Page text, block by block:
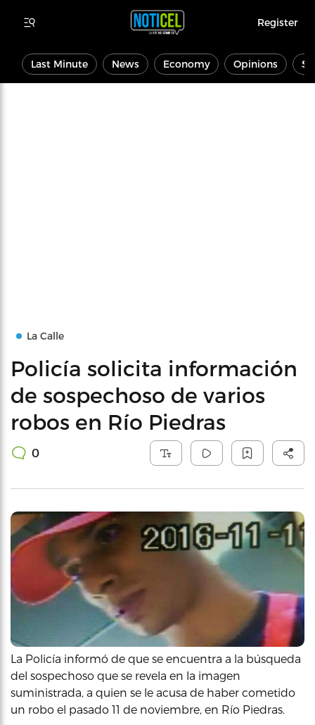
Register
Last Minute News Economy Opinions
La Calle
Policía solicita información
de sospechoso de varios
robos en Río Piedras
0
La Policía informó de que se encuentra a la búsqueda
del sospechoso que se revela en la imagen
suministrada, a quien se le acusa de haber cometido
un robo el pasado 11 de noviembre, en Río Piedras.